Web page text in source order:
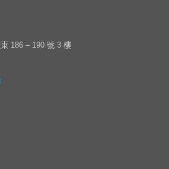
186 – 190 號 3 樓